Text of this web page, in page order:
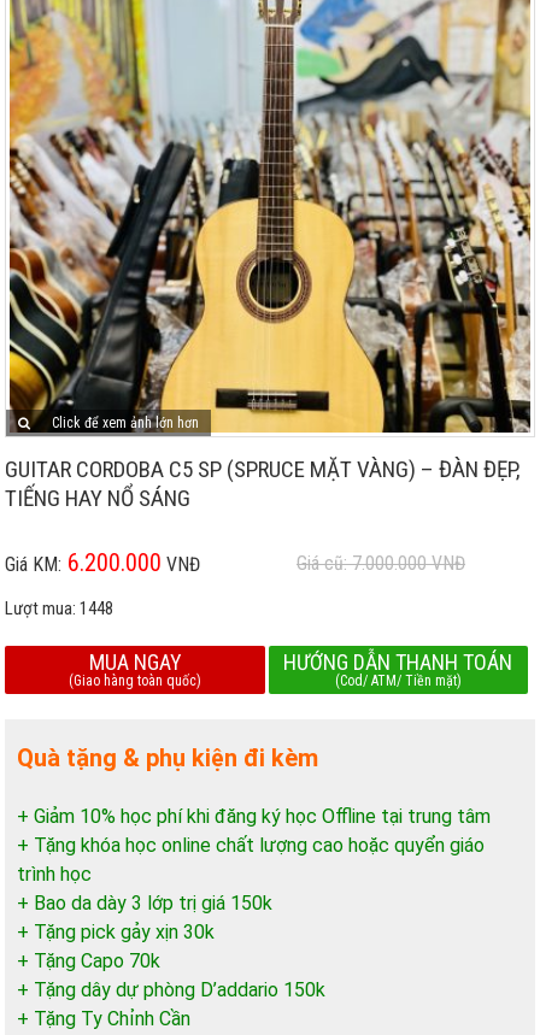
Click để xem ảnh lớn hơn
GUITAR CORDOBA C5 SP (SPRUCE MẶT VÀNG) – ĐÀN ĐẸP,
TIẾNG HAY NỔ SÁNG
Giá KM: 6.200.000 VNĐ Giá cũ: 7.000.000VNĐ
Lượt mua:1448
MUA NGAY
(Giao hàng toàn quốc)
HƯỚNG DẪN THANH TOÁN
(Cod/ ATM/ Tiền mặt)
Quà tặng & phụ kiện đi kèm
+ Giảm 10% học phí khi đăng ký học Offline tại trung tâm
+ Tặng khóa học online chất lượng cao hoặc quyển giáo
trình học
+ Bao da dày 3 lớp trị giá 150k
+ Tặng pick gảy xịn 30k
+ Tặng Capo 70k
+ Tặng dây dự phòng D’addario 150k
+ Tặng Ty Chỉnh Cần